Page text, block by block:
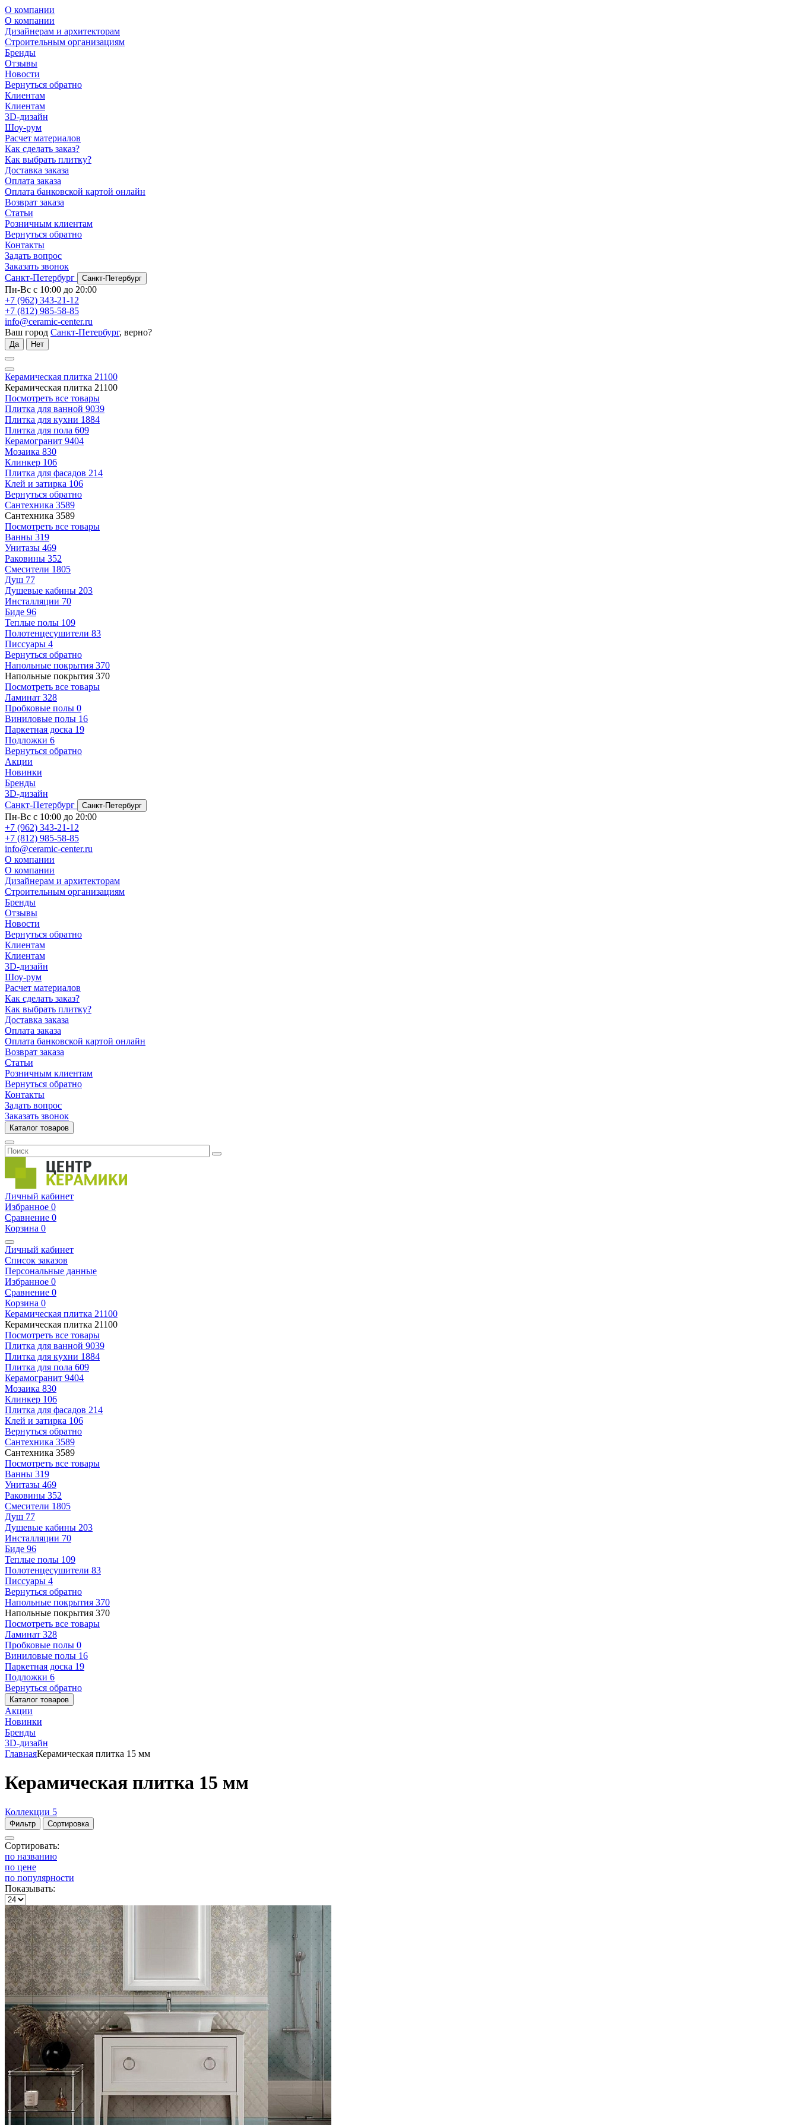
О компании
О компании
Дизайнерам и архитекторам
Строительным организациям
Бренды
Отзывы
Новости
Вернуться обратно
Клиентам
Клиентам
3D-дизайн
Шоу-рум
Расчет материалов
Как сделать заказ?
Как выбрать плитку?
Доставка заказа
Оплата заказа
Оплата банковской картой онлайн
Возврат заказа
Статьи
Розничным клиентам
Вернуться обратно
Контакты
Задать вопрос
Заказать звонок
Санкт-Петербург
Санкт-Петербург
Пн-Вс с 10:00 до 20:00
+7 (962) 343-21-12
+7 (812) 985-58-85
info@ceramic-center.ru
Ваш город Санкт-Петербург, верно?
Да Нет
Керамическая плитка 21100
Керамическая плитка 21100
Посмотреть все товары
Плитка для ванной 9039
Плитка для кухни 1884
Плитка для пола 609
Керамогранит 9404
Мозаика 830
Клинкер 106
Плитка для фасадов 214
Клей и затирка 106
Вернуться обратно
Сантехника 3589
Сантехника 3589
Посмотреть все товары
Ванны 319
Унитазы 469
Раковины 352
Смесители 1805
Душ 77
Душевые кабины 203
Инсталляции 70
Биде 96
Теплые полы 109
Полотенцесушители 83
Писсуары 4
Вернуться обратно
Напольные покрытия 370
Напольные покрытия 370
Посмотреть все товары
Ламинат 328
Пробковые полы 0
Виниловые полы 16
Паркетная доска 19
Подложки 6
Вернуться обратно
Акции
Новинки
Бренды
3D-дизайн
Санкт-Петербург
Санкт-Петербург
Пн-Вс с 10:00 до 20:00
+7 (962) 343-21-12
+7 (812) 985-58-85
info@ceramic-center.ru
О компании
О компании
Дизайнерам и архитекторам
Строительным организациям
Бренды
Отзывы
Новости
Вернуться обратно
Клиентам
Клиентам
3D-дизайн
Шоу-рум
Расчет материалов
Как сделать заказ?
Как выбрать плитку?
Доставка заказа
Оплата заказа
Оплата банковской картой онлайн
Возврат заказа
Статьи
Розничным клиентам
Вернуться обратно
Контакты
Задать вопрос
Заказать звонок
Каталог товаров
Личный кабинет
Избранное 0
Сравнение 0
Корзина 0
Личный кабинет
Список заказов
Персональные данные
Избранное 0
Сравнение 0
Корзина 0
Керамическая плитка 21100
Керамическая плитка 21100
Посмотреть все товары
Плитка для ванной 9039
Плитка для кухни 1884
Плитка для пола 609
Керамогранит 9404
Мозаика 830
Клинкер 106
Плитка для фасадов 214
Клей и затирка 106
Вернуться обратно
Сантехника 3589
Сантехника 3589
Посмотреть все товары
Ванны 319
Унитазы 469
Раковины 352
Смесители 1805
Душ 77
Душевые кабины 203
Инсталляции 70
Биде 96
Теплые полы 109
Полотенцесушители 83
Писсуары 4
Вернуться обратно
Напольные покрытия 370
Напольные покрытия 370
Посмотреть все товары
Ламинат 328
Пробковые полы 0
Виниловые полы 16
Паркетная доска 19
Подложки 6
Вернуться обратно
Каталог товаров
Акции
Новинки
Бренды
3D-дизайн
ГлавнаяКерамическая плитка 15 мм
Керамическая плитка 15 мм
Коллекции 5
Фильтр Сортировка
Сортировать:
по названию
по цене
по популярности
Показывать: